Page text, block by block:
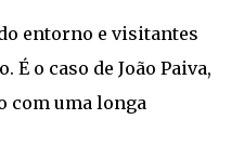
entorno e visitantes
É o caso de João Paiva,
com uma longa